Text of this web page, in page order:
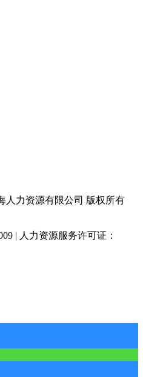
人力资源有限公司 版权所有
| 人力资源服务许可证：